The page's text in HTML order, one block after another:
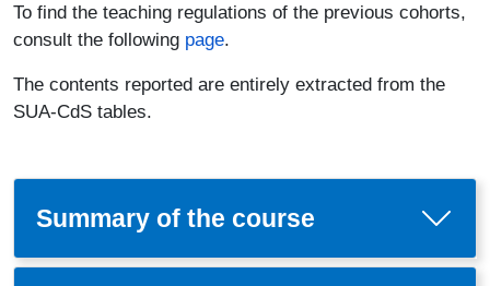
To find the teaching regulations of the previous cohorts,
consult the following page.
The contents reported are entirely extracted from the
SUA-CdS tables.
Summary of the course